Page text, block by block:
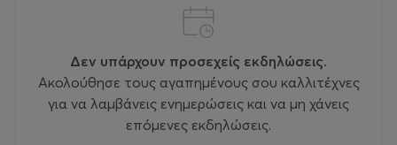
Δεν υπάρχουν προσεχείς εκδηλώσεις.
Ακολούθησε τους αγαπημένους σου καλλιτέχνες
για να λαμβάνεις ενημερώσεις και να μη χάνεις
επόμενες εκδηλώσεις.